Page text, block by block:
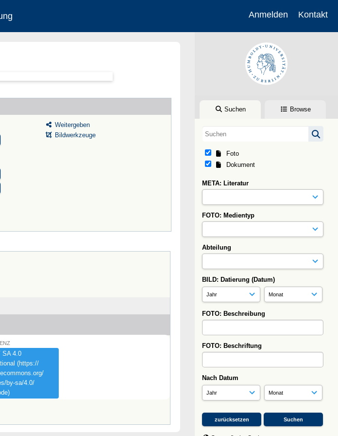
Anmelden Kontakt
Suchen Browse
Foto
Dokument
META: Literatur
FOTO: Medientyp
Abteilung
BILD: Datierung (Datum)
FOTO: Beschreibung
FOTO: Beschriftung
Nach Datum
Weitergeben
Bildwerkzeuge
​4.​0
​(​https:​/​/​
​by-​sa/​4.​0/​